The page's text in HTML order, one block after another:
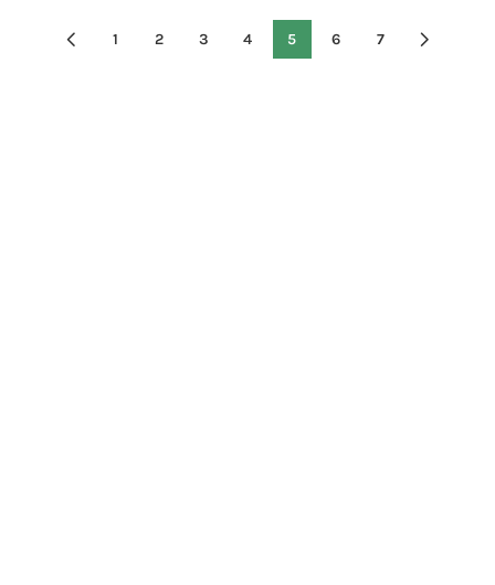
1 2 3 4 5 6 7